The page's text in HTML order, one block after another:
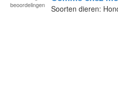
beoordelingen
Soorten dieren: